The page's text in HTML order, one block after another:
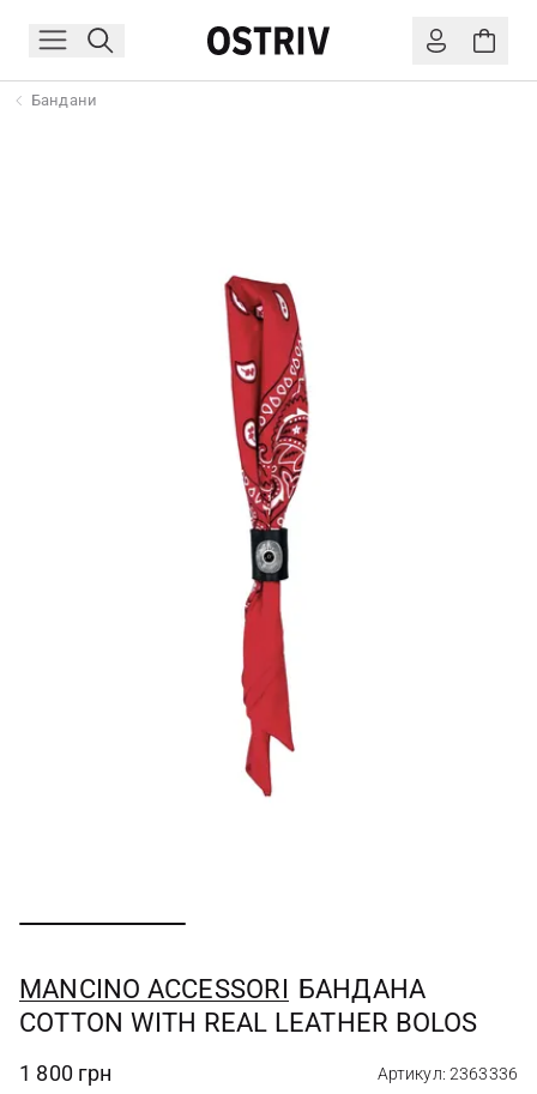
Бандани
MANCINO ACCESSORI БАНДАНА
COTTON WITH REAL LEATHER BOLOS
1 800 грн Артикул: 2363336